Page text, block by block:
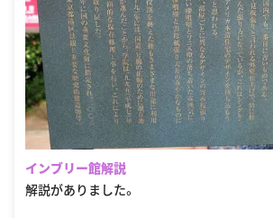
インブリー館解説
解説がありました。